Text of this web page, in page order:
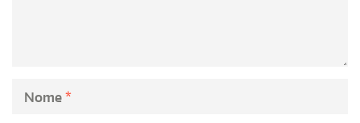
Nome *